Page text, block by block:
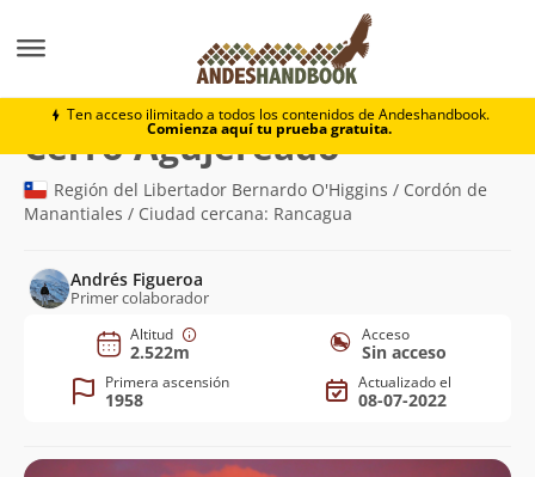
Ten acceso ilimitado a todos los contenidos de Andeshandbook.
Comienza aquí tu prueba gratuita.
Cerro Agujereado
Cerro Agujereado(2.522m)
Región del Libertador Bernardo O'Higgins / Cordón de
Manantiales / Ciudad cercana: Rancagua
Andrés Figueroa
Primer colaborador
Altitud
2.522m
Acceso
Sin acceso
Primera ascensión
1958
Actualizado el
08-07-2022